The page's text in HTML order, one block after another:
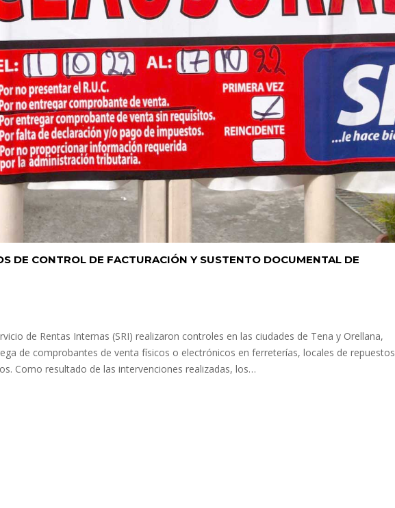
DE CONTROL DE FACTURACIÓN Y SUSTENTO DOCUMENTAL DE
de Rentas Internas (SRI) realizaron controles en las ciudades de Tena y Orellana,
de comprobantes de venta físicos o electrónicos en ferreterías, locales de repuestos
Como resultado de las intervenciones realizadas, los…